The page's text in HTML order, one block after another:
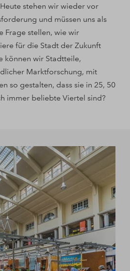
stehen wir wieder vor
und müssen uns als
Frage stellen, wie wir
für die Stadt der Zukunft
können wir Stadtteile,
Marktforschung, mit
so gestalten, dass sie in 25, 50
immer beliebte Viertel sind?